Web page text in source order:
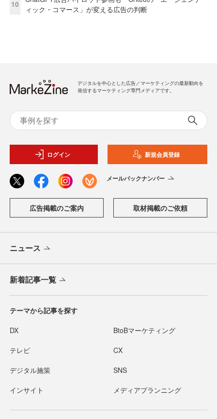
10
ィック・コマース」が変える広告の判断
デジタルを中心とした広告／マーケティングの最新動向を
発信するマーケティング専門メディアです。
ログイン 新規会員登録
メールバックナンバー
広告掲載のご案内 取材掲載のご依頼
ニュース
新着記事一覧
テーマから記事を探す
DX BtoBマーケティング
テレビ CX
デジタル施策 SNS
インサイト メディアプランニング